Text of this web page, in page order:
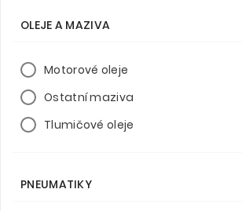
OLEJE A MAZIVA
Motorové oleje
Ostatní maziva
Tlumičové oleje
PNEUMATIKY